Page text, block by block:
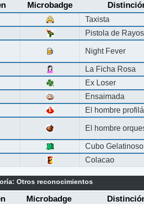
Microbadge
Taxista
Pistola de Rayos
Night Fever
La Ficha Rosa
Ex Loser
Ensaimada
El hombre
El hombre
Cubo Gelatinoso
Colacao
Otros reconocimientos
Microbadge